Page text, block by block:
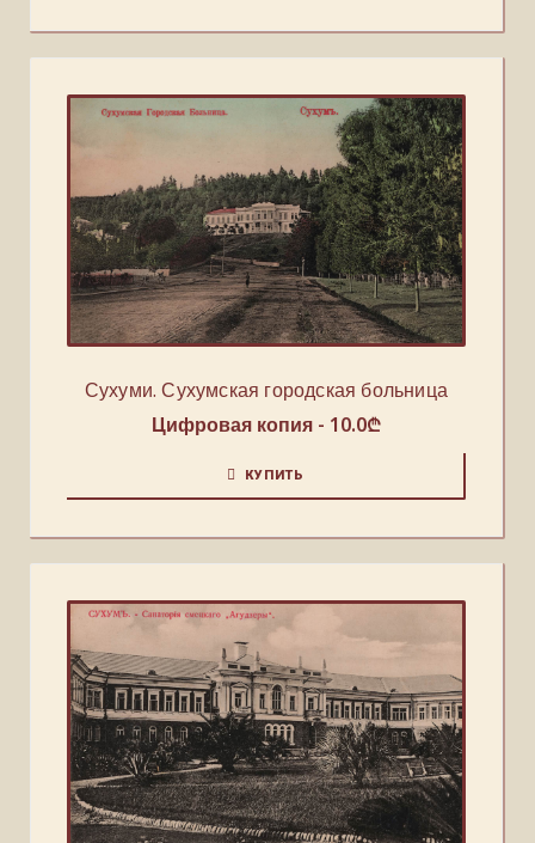
Сухуми. Сухумская городская больница
Цифровая копия - 10.0₾
КУПИТЬ